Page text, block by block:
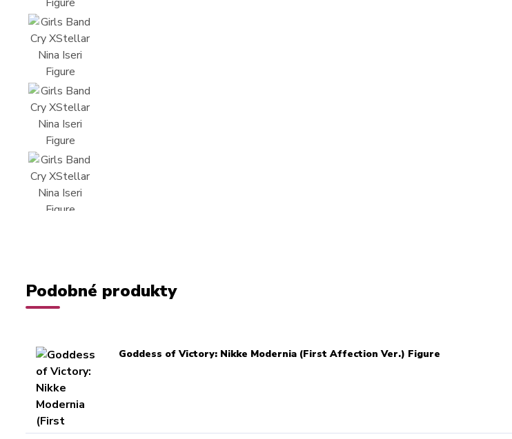
Podobné produkty
Goddess of Victory: Nikke Modernia (First Affection Ver.) Figure